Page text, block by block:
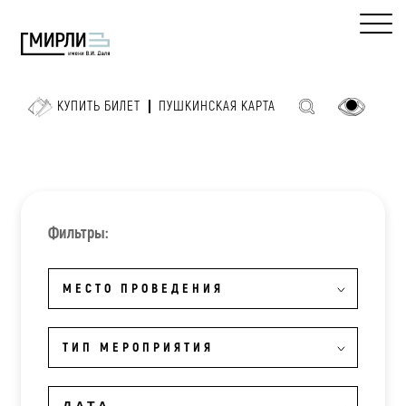
КУПИТЬ БИЛЕТ ПУШКИНСКАЯ КАРТА
Фильтры:
МЕСТО ПРОВЕДЕНИЯ
ТИП МЕРОПРИЯТИЯ